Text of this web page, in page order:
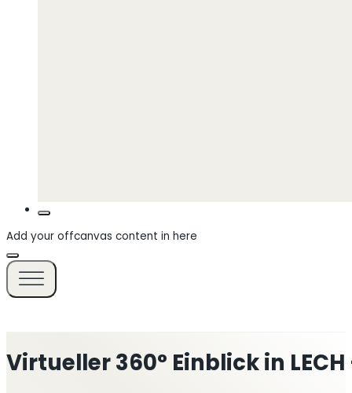
Add your offcanvas content in here
Virtueller 360° Einblick in